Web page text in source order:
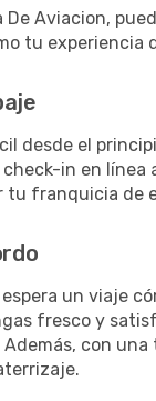
De Aviacion,
tu experiencia
desde el
in en línea
tu franquicia de
un viaje
fresco y
con